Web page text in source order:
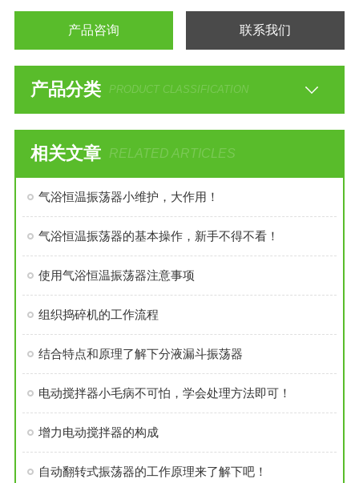
产品咨询 联系我们
产品分类 PRODUCT CLASSIFICATION
相关文章 RELATED ARTICLES
气浴恒温振荡器小维护，大作用！
气浴恒温振荡器的基本操作，新手不得不看！
使用气浴恒温振荡器注意事项
组织捣碎机的工作流程
结合特点和原理了解下分液漏斗振荡器
电动搅拌器小毛病不可怕，学会处理方法即可！
增力电动搅拌器的构成
自动翻转式振荡器的工作原理来了解下吧！